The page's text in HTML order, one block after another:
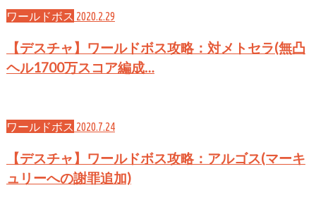
ワールドボス 2020.2.29
【デスチャ】ワールドボス攻略：対メトセラ(無凸
ヘル1700万スコア編成…
ワールドボス 2020.7.24
【デスチャ】ワールドボス攻略：アルゴス(マーキ
ュリーへの謝罪追加)